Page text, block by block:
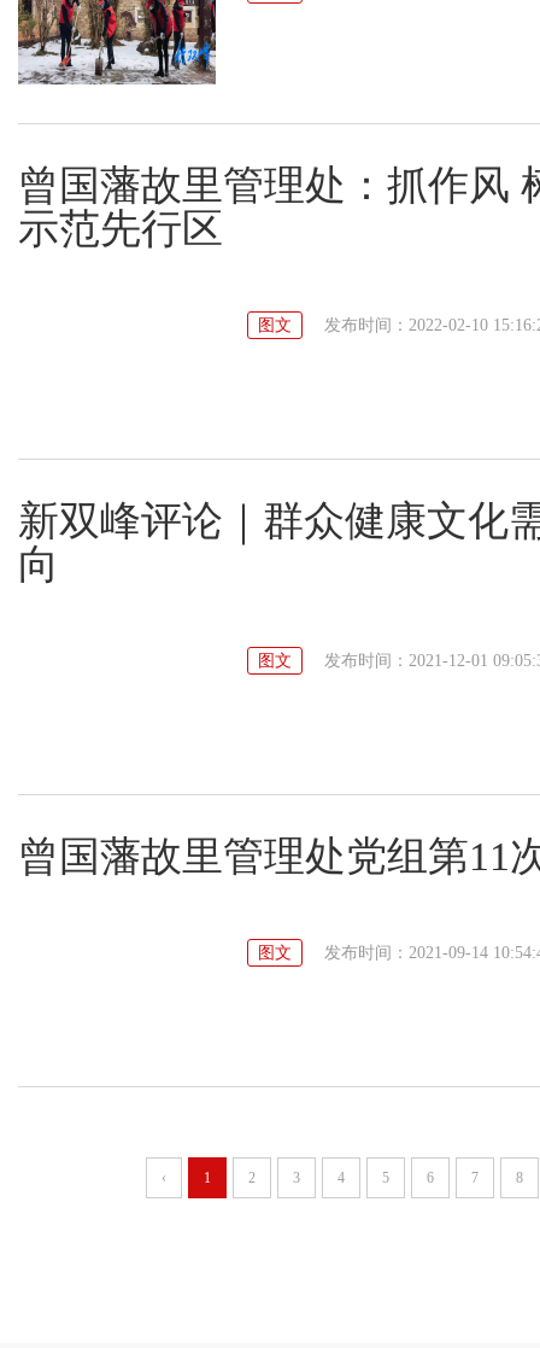
曾国藩故里管理处：抓作风
示范先行区
图文 发布时间：2022-02-10
新双峰评论｜群众健康文化
向
图文 发布时间：2021-12-01
曾国藩故里管理处党组第11
图文 发布时间：2021-09-14
‹ 1 2 3 4 5 6 7 8